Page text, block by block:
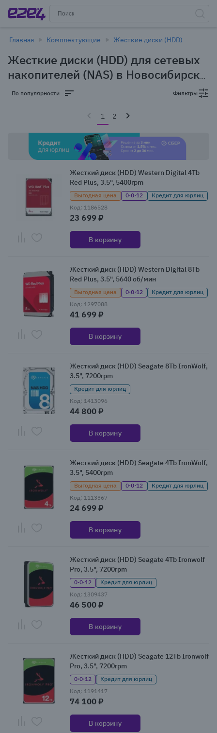
Главная Комплектующие Жесткие диски (HDD)
Жесткие диски (HDD) для сетевых
накопителей (NAS) в Новосибирске
По популярности Фильтры
1 2
Жесткий диск (HDD) Western Digital 4Tb
Red Plus, 3.5", 5400rpm
Выгодная цена 0·0·12
Кредит для юрлиц
Код: 1186528
23 699 ₽
В корзину
Жесткий диск (HDD) Western Digital 8Tb
Red Plus, 3.5", 5640 об/мин
Выгодная цена 0·0·12
Кредит для юрлиц
Код: 1297088
41 699 ₽
В корзину
Жесткий диск (HDD) Seagate 8Tb IronWolf,
3.5", 7200rpm
Кредит для юрлиц
Код: 1413096
44 800 ₽
В корзину
Жесткий диск (HDD) Seagate 4Tb IronWolf,
3.5", 5400rpm
Выгодная цена 0·0·12
Кредит для юрлиц
Код: 1113367
24 699 ₽
В корзину
Жесткий диск (HDD) Seagate 4Tb Ironwolf
Pro, 3.5", 7200rpm
0·0·12
Кредит для юрлиц
Код: 1309437
46 500 ₽
В корзину
Жесткий диск (HDD) Seagate 12Tb Ironwolf
Pro, 3.5", 7200rpm
0·0·12
Кредит для юрлиц
Код: 1191417
74 100 ₽
В корзину